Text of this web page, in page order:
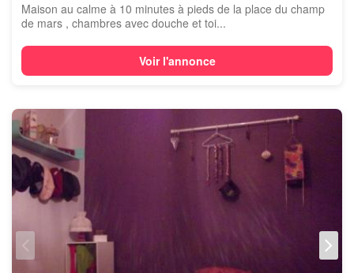
Maison au calme à 10 minutes à pieds de la place du champ
de mars , chambres avec douche et toi...
Voir l'annonce